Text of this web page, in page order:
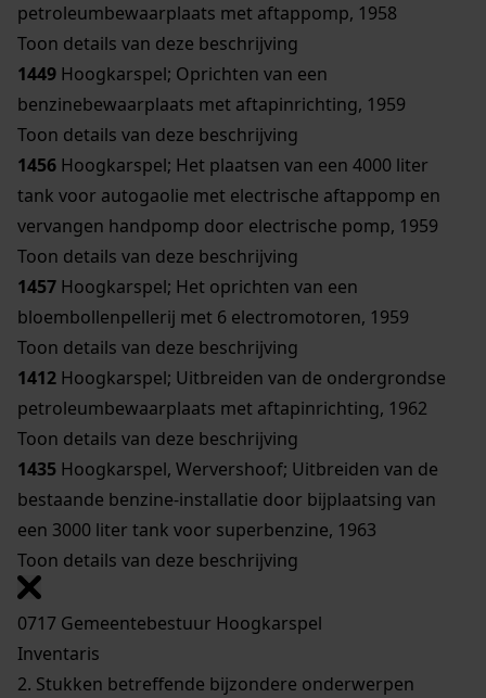
petroleumbewaarplaats met aftappomp, 1958
Toon details van deze beschrijving
1449 Hoogkarspel; Oprichten van een
benzinebewaarplaats met aftapinrichting, 1959
Toon details van deze beschrijving
1456 Hoogkarspel; Het plaatsen van een 4000 liter
tank voor autogaolie met electrische aftappomp en
vervangen handpomp door electrische pomp, 1959
Toon details van deze beschrijving
1457 Hoogkarspel; Het oprichten van een
bloembollenpellerij met 6 electromotoren, 1959
Toon details van deze beschrijving
1412 Hoogkarspel; Uitbreiden van de ondergrondse
petroleumbewaarplaats met aftapinrichting, 1962
Toon details van deze beschrijving
1435 Hoogkarspel, Wervershoof; Uitbreiden van de
bestaande benzine-installatie door bijplaatsing van
een 3000 liter tank voor superbenzine, 1963
Toon details van deze beschrijving
0717 Gemeentebestuur Hoogkarspel
Inventaris
2. Stukken betreffende bijzondere onderwerpen